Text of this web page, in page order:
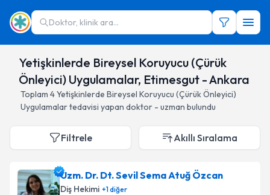
Doktor, klinik ara...
Yetişkinlerde Bireysel Koruyucu (Çürük
Önleyici) Uygulamalar, Etimesgut - Ankara
Toplam 4Yetişkinlerde Bireysel Koruyucu (Çürük Önleyici)
Uygulamalartedavisi yapan doktor - uzman bulundu
Filtrele Akıllı Sıralama
Uzm. Dr. Dt. Sevil Sema Atuğ Özcan
Diş Hekimi +1diğer